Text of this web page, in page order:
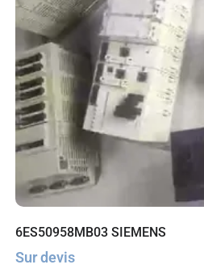
6ES50958MB03 SIEMENS
Sur devis